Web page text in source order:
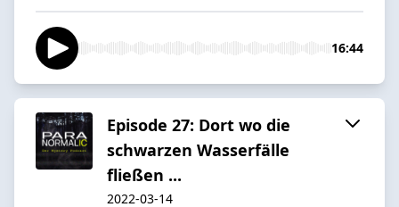
16:44
Episode 27: Dort wo die
schwarzen Wasserfälle
fließen ...
2022-03-14